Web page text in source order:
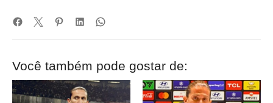
Você também pode gostar de: